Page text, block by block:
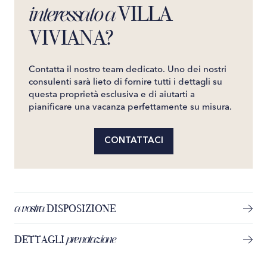
interessato aVILLA
VIVIANA?
Contatta il nostro team dedicato. Uno dei nostri
consulenti sarà lieto di fornire tutti i dettagli su
questa proprietà esclusiva e di aiutarti a
pianificare una vacanza perfettamente su misura.
CONTATTACI
a vostraDISPOSIZIONE
DETTAGLIprenotazione